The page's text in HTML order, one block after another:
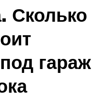
Сколько
гараж